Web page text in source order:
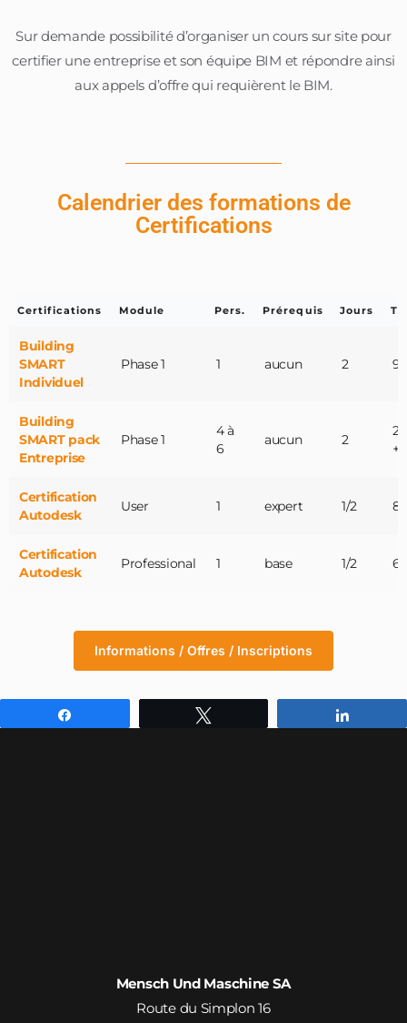
Sur demande possibilité d’organiser un cours sur site pour
certifier une entreprise et son équipe BIM et répondre ainsi
aux appels d’offre qui requièrent le BIM.
Calendrier des formations de
Certifications
Certifications Module Pers. Prérequis Jours
Building
SMART
Individuel
Phase 1 1 aucun 2
Building
SMART pack
Entreprise
Phase 1
4 à
6
aucun 2
Certification
Autodesk
User 1 expert 1/2
Certification
Autodesk
Professional 1 base 1/2
Informations / Offres / Inscriptions
Mensch Und Maschine SA
Route du Simplon 16